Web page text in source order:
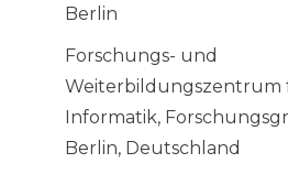
Berlin
Forschungs- und
Informatik,
Berlin, Deutschland